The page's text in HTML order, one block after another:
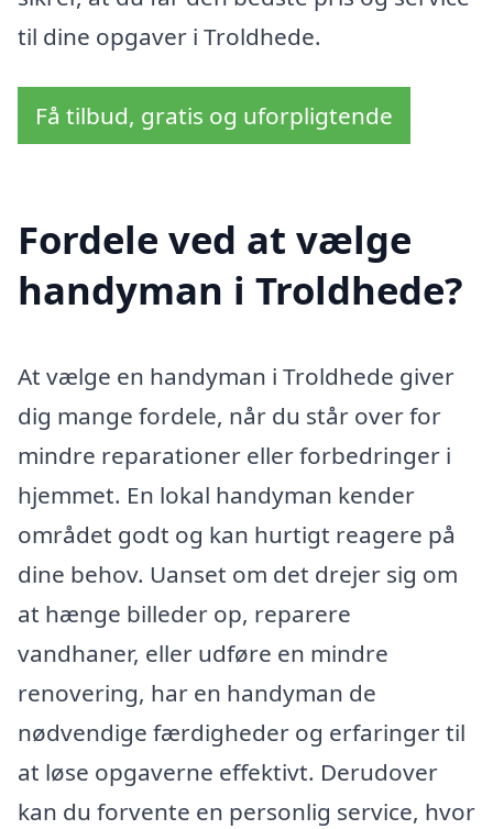
til dine opgaver i Troldhede.
Få tilbud, gratis og uforpligtende
Fordele ved at vælge
handyman i Troldhede?
At vælge en handyman i Troldhede giver
dig mange fordele, når du står over for
mindre reparationer eller forbedringer i
hjemmet. En lokal handyman kender
området godt og kan hurtigt reagere på
dine behov. Uanset om det drejer sig om
at hænge billeder op, reparere
vandhaner, eller udføre en mindre
renovering, har en handyman de
nødvendige færdigheder og erfaringer til
at løse opgaverne effektivt. Derudover
kan du forvente en personlig service, hvor